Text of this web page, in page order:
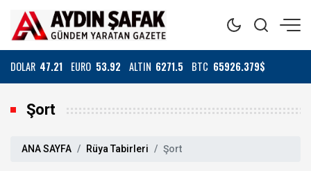
DOLAR 47.21 EURO 53.92 ALTIN 6271.5 BTC 65926.379$
Şort
ANA SAYFA Rüya Tabirleri Şort